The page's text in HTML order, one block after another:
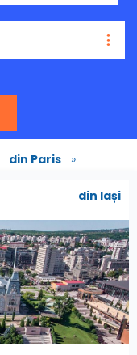
din Paris »
din Iași